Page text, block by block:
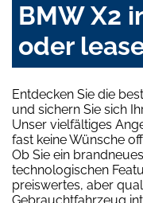
BMW X2
oder
Entdecken Sie die
und sichern Sie sich
Unser vielfältiges
fast keine Wünsche
Ob Sie ein
technologischen
preiswertes, aber